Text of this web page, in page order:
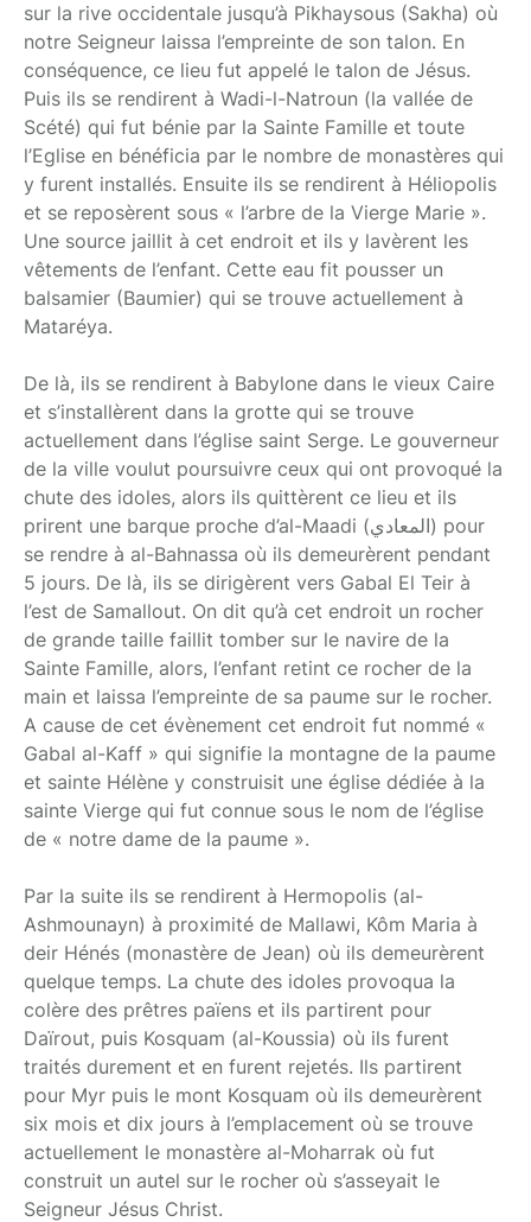
sur la rive occidentale jusqu’à Pikhaysous (Sakha) où
notre Seigneur laissa l’empreinte de son talon. En
conséquence, ce lieu fut appelé le talon de Jésus.
Puis ils se rendirent à Wadi-l-Natroun (la vallée de
Scété) qui fut bénie par la Sainte Famille et toute
l’Eglise en bénéficia par le nombre de monastères qui
y furent installés. Ensuite ils se rendirent à Héliopolis
et se reposèrent sous « l’arbre de la Vierge Marie ».
Une source jaillit à cet endroit et ils y lavèrent les
vêtements de l’enfant. Cette eau fit pousser un
balsamier (Baumier) qui se trouve actuellement à
Mataréya.
De là, ils se rendirent à Babylone dans le vieux Caire
et s’installèrent dans la grotte qui se trouve
actuellement dans l’église saint Serge. Le gouverneur
de la ville voulut poursuivre ceux qui ont provoqué la
chute des idoles, alors ils quittèrent ce lieu et ils
prirent une barque proche d’al-Maadi (المعادي) pour
se rendre à al-Bahnassa où ils demeurèrent pendant
5 jours. De là, ils se dirigèrent vers Gabal El Teir à
l’est de Samallout. On dit qu’à cet endroit un rocher
de grande taille faillit tomber sur le navire de la
Sainte Famille, alors, l’enfant retint ce rocher de la
main et laissa l’empreinte de sa paume sur le rocher.
A cause de cet évènement cet endroit fut nommé «
Gabal al-Kaff » qui signifie la montagne de la paume
et sainte Hélène y construisit une église dédiée à la
sainte Vierge qui fut connue sous le nom de l’église
de « notre dame de la paume ».
Par la suite ils se rendirent à Hermopolis (al-
Ashmounayn) à proximité de Mallawi, Kôm Maria à
deir Hénés (monastère de Jean) où ils demeurèrent
quelque temps. La chute des idoles provoqua la
colère des prêtres païens et ils partirent pour
Daïrout, puis Kosquam (al-Koussia) où ils furent
traités durement et en furent rejetés. Ils partirent
pour Myr puis le mont Kosquam où ils demeurèrent
six mois et dix jours à l’emplacement où se trouve
actuellement le monastère al-Moharrak où fut
construit un autel sur le rocher où s’asseyait le
Seigneur Jésus Christ.